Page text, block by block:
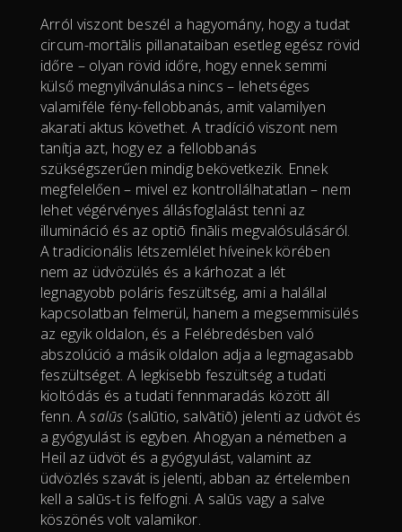
Arról viszont beszél a hagyomány, hogy a tudat
circum-mortālis pillanataiban esetleg egész rövid
időre – olyan rövid időre, hogy ennek semmi
külső megnyilvánulása nincs – lehetséges
valamiféle fény-fellobbanás, amit valamilyen
akarati aktus követhet. A tradíció viszont nem
tanítja azt, hogy ez a fellobbanás
szükségszerűen mindig bekövetkezik. Ennek
megfelelően – mivel ez kontrollálhatatlan – nem
lehet végérvényes állásfoglalást tenni az
illumináció és az optiō finālis megvalósulásáról.
A tradicionális létszemlélet híveinek körében
nem az üdvözülés és a kárhozat a lét
legnagyobb poláris feszültség, ami a halállal
kapcsolatban felmerül, hanem a megsemmisülés
az egyik oldalon, és a Felébredésben való
abszolúció a másik oldalon adja a legmagasabb
feszültséget. A legkisebb feszültség a tudati
kioltódás és a tudati fennmaradás között áll
fenn. Asalūs (salūtio, salvātiō) jelenti az üdvöt és
a gyógyulást is egyben. Ahogyan a németben a
Heil az üdvöt és a gyógyulást, valamint az
üdvözlés szavát is jelenti, abban az értelemben
kell a salūs-t is felfogni. A salūs vagy a salve
köszönés volt valamikor.